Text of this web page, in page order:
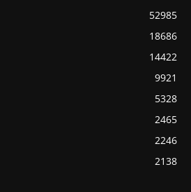
52985
18686
14422
9921
5328
2465
2246
2138